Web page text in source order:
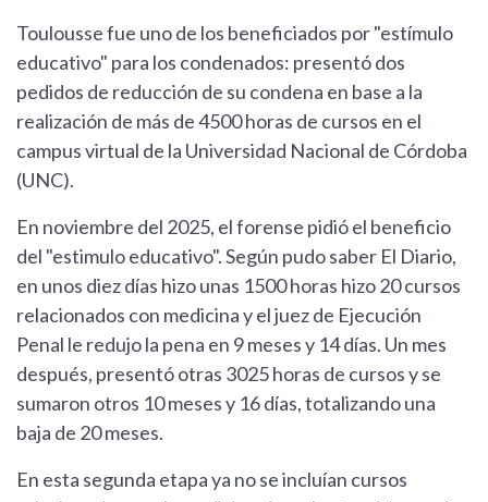
Toulousse fue uno de los beneficiados por "estímulo
educativo" para los condenados: presentó dos
pedidos de reducción de su condena en base a la
realización de más de 4500 horas de cursos en el
campus virtual de la Universidad Nacional de Córdoba
(UNC).
En noviembre del 2025, el forense pidió el beneficio
del "estimulo educativo". Según pudo saber El Diario,
en unos diez días hizo unas 1500 horas hizo 20 cursos
relacionados con medicina y el juez de Ejecución
Penal le redujo la pena en 9 meses y 14 días. Un mes
después, presentó otras 3025 horas de cursos y se
sumaron otros 10 meses y 16 días, totalizando una
baja de 20 meses.
En esta segunda etapa ya no se incluían cursos